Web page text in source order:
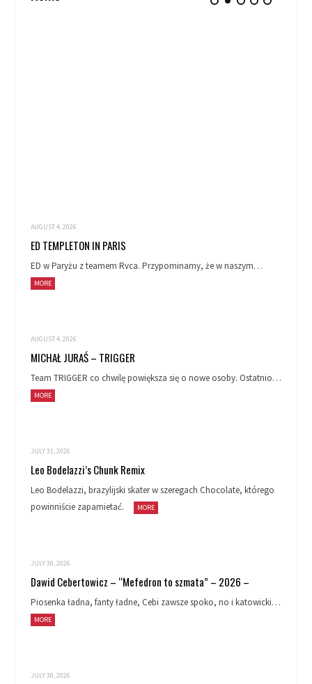
AUGUST 4, 2026
ED TEMPLETON IN PARIS
ED w Paryżu z teamem Rvca. Przypominamy, że w naszym…
MORE
AUGUST 4, 2026
MICHAŁ JURAŚ – TRIGGER
Team TRIGGER co chwilę powiększa się o nowe osoby. Ostatnio…
MORE
JULY 31, 2026
Leo Bodelazzi’s Chunk Remix
Leo Bodelazzi, brazylijski skater w szeregach Chocolate, którego
powinniście zapamietać.
MORE
JULY 30, 2026
Dawid Cebertowicz – “Mefedron to szmata” – 2026 –
Piosenka ładna, fanty ładne, Cebi zawsze spoko, no i katowicki…
MORE
JULY 30, 2026